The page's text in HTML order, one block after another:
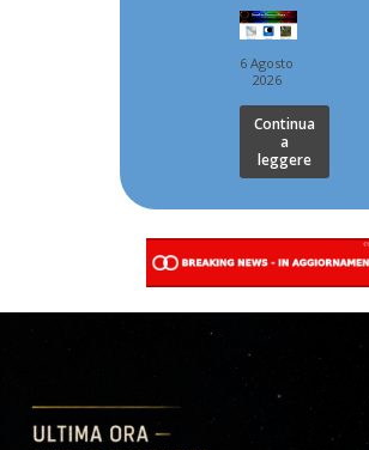
6 Agosto
2026
Continua
a
leggere